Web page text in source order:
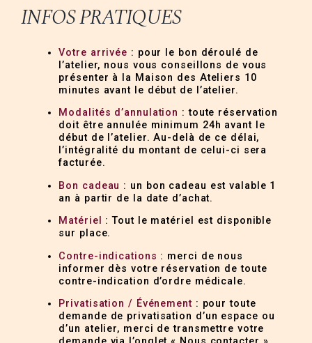
INFOS PRATIQUES
Votre arrivée : pour le bon déroulé de
l’atelier, nous vous conseillons de vous
présenter à la Maison des Ateliers 10
minutes avant le début de l’atelier.
Modalités d’annulation : toute réservation
doit être annulée minimum 24h avant le
début de l’atelier. Au-delà de ce délai,
l’intégralité du montant de celui-ci sera
facturée.
Bon cadeau : un bon cadeau est valable 1
an à partir de la date d’achat.
Matériel
: Tout le matériel est disponible
sur place.
Contre-indications : merci de nous
informer dès votre réservation de toute
contre-indication d’ordre médicale.
Privatisation / Événement : pour toute
demande de privatisation d’un espace ou
d’un atelier, merci de transmettre votre